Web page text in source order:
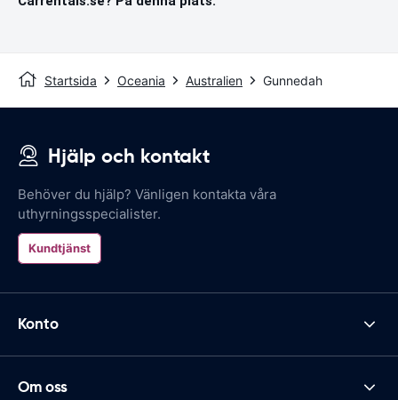
Startsida Oceania Australien Gunnedah
Hjälp och kontakt
Behöver du hjälp? Vänligen kontakta våra
uthyrningsspecialister.
Kundtjänst
Konto
Om oss